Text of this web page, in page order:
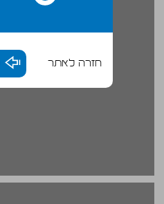
חזרה לאתר